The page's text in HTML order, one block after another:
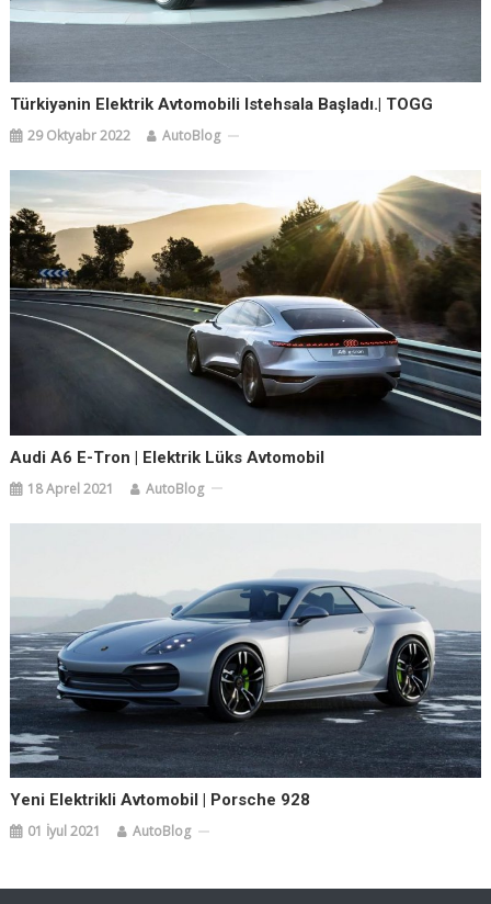
Türkiyənin Elektrik Avtomobili Istehsala Başladı.| TOGG
29 Oktyabr 2022 AutoBlog
Audi A6 E-Tron | Elektrik Lüks Avtomobil
18 Aprel 2021 AutoBlog
Yeni Elektrikli Avtomobil | Porsche 928
01 İyul 2021 AutoBlog